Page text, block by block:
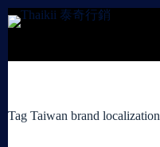
Skip
to
Tag Taiwan brand localization